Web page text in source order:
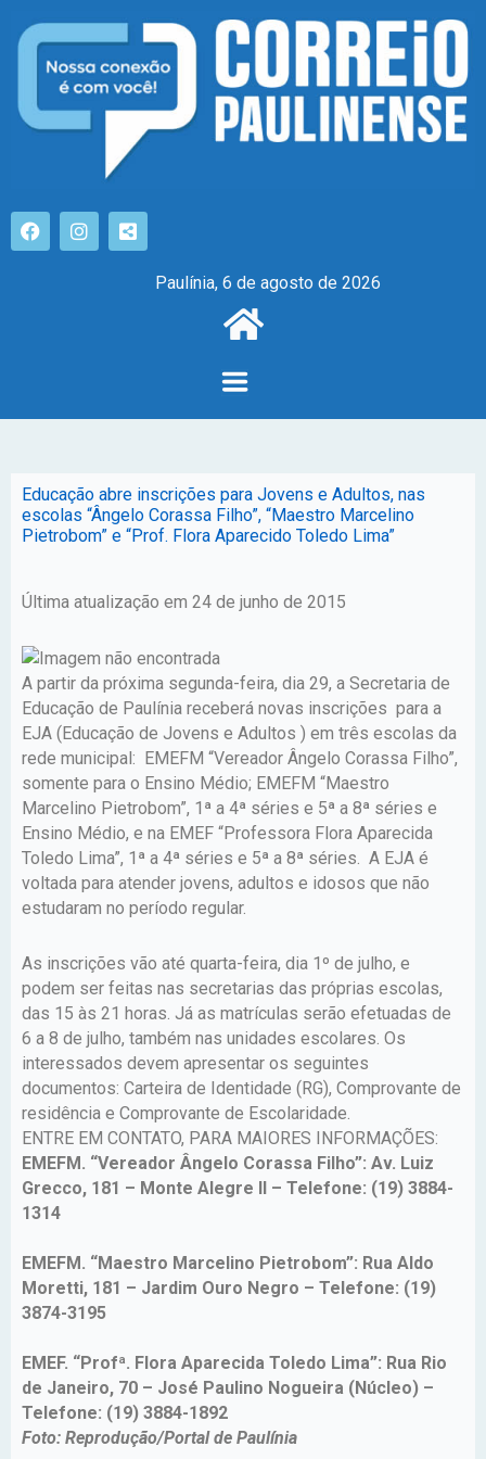
Paulínia, 6 de agosto de 2026
Educação abre inscrições para Jovens e Adultos, nas
escolas “Ângelo Corassa Filho”, “Maestro Marcelino
Pietrobom” e “Prof. Flora Aparecido Toledo Lima”
Última atualização em 24 de junho de 2015
A partir da próxima segunda-feira, dia 29, a Secretaria de
Educação de Paulínia receberá novas inscrições para a
EJA (Educação de Jovens e Adultos ) em três escolas da
rede municipal: EMEFM “Vereador Ângelo Corassa Filho”,
somente para o Ensino Médio; EMEFM “Maestro
Marcelino Pietrobom”, 1ª a 4ª séries e 5ª a 8ª séries e
Ensino Médio, e na EMEF “Professora Flora Aparecida
Toledo Lima”, 1ª a 4ª séries e 5ª a 8ª séries. A EJA é
voltada para atender jovens, adultos e idosos que não
estudaram no período regular.
As inscrições vão até quarta-feira, dia 1º de julho, e
podem ser feitas nas secretarias das próprias escolas,
das 15 às 21 horas. Já as matrículas serão efetuadas de
6 a 8 de julho, também nas unidades escolares. Os
interessados devem apresentar os seguintes
documentos: Carteira de Identidade (RG), Comprovante de
residência e Comprovante de Escolaridade.
ENTRE EM CONTATO, PARA MAIORES INFORMAÇÕES:
EMEFM. “Vereador Ângelo Corassa Filho”: Av. Luiz
Grecco, 181 – Monte Alegre II – Telefone: (19) 3884-
1314
EMEFM. “Maestro Marcelino Pietrobom”: Rua Aldo
Moretti, 181 – Jardim Ouro Negro – Telefone: (19)
3874-3195
EMEF. “Profª. Flora Aparecida Toledo Lima”: Rua Rio
de Janeiro, 70 – José Paulino Nogueira (Núcleo) –
Telefone: (19) 3884-1892
Foto: Reprodução/Portal de Paulínia